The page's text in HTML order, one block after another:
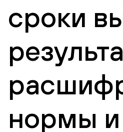
сроки
нормы и